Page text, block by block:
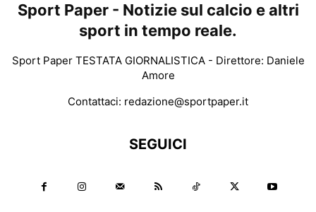
Sport Paper - Notizie sul calcio e altri
sport in tempo reale.
Sport Paper TESTATA GIORNALISTICA - Direttore: Daniele
Amore
Contattaci: redazione@sportpaper.it
SEGUICI